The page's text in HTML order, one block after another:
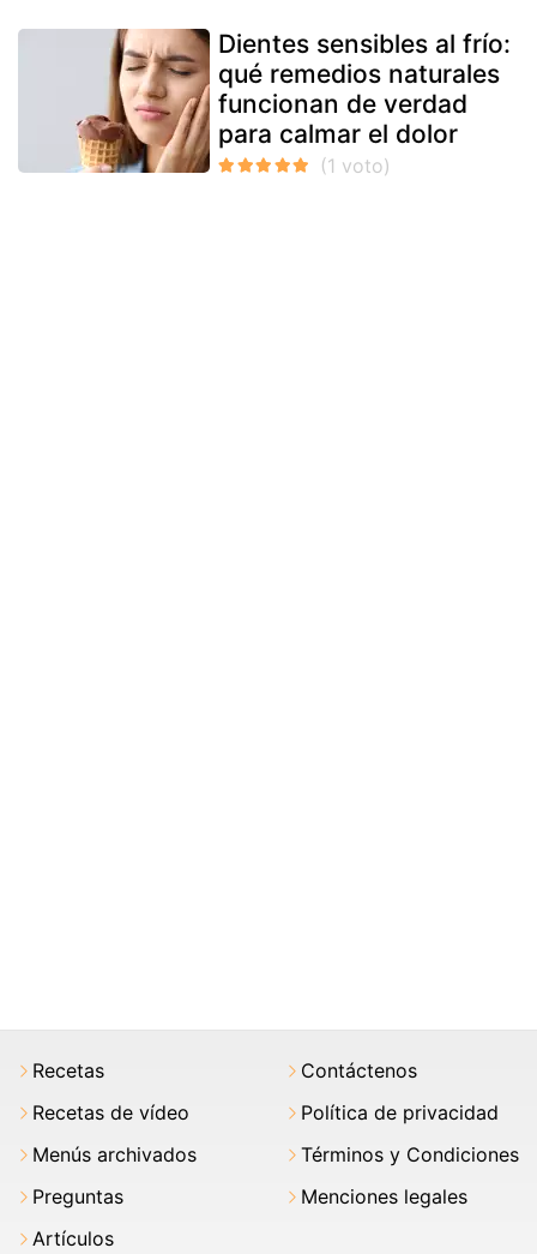
Dientes sensibles al frío:
qué remedios naturales
funcionan de verdad
para calmar el dolor
Recetas
Recetas de vídeo
Menús archivados
Preguntas
Artículos
Contáctenos
Política de privacidad
Términos y Condiciones
Menciones legales